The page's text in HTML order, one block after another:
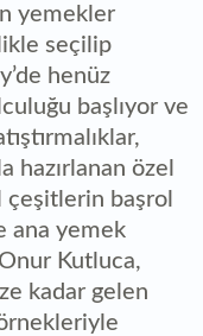
yemekler
seçilip
henüz
başlıyor ve
hazırlanan özel
çeşitlerin başrol
ana yemek
Kutluca,
kadar gelen